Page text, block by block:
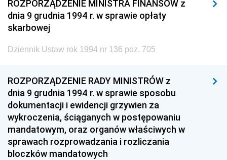
ROZPORZĄDZENIE MINISTRA FINANSÓW z
dnia 9 grudnia 1994 r. w sprawie opłaty
skarbowej
Dziennik Ustaw rok 1994 nr 136 poz. 705
ROZPORZĄDZENIE RADY MINISTRÓW z
dnia 9 grudnia 1994 r. w sprawie sposobu
dokumentacji i ewidencji grzywien za
wykroczenia, ściąganych w postępowaniu
mandatowym, oraz organów właściwych w
sprawach rozprowadzania i rozliczania
bloczków mandatowych